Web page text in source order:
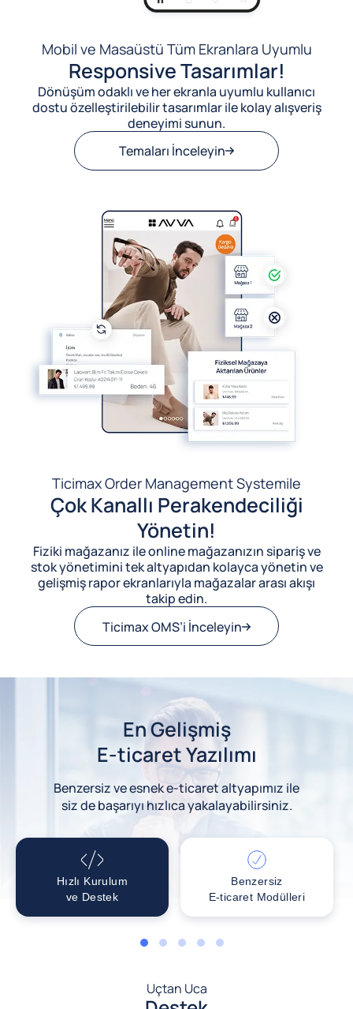
Mobil ve Masaüstü Tüm Ekranlara Uyumlu
Responsive Tasarımlar!
Dönüşüm odaklı ve her ekranla uyumlu kullanıcı
dostu özelleştirilebilir tasarımlar ile kolay alışveriş
deneyimi sunun.
Temaları İnceleyin
Ticimax Order Management Systemile
Çok Kanallı Perakendeciliği
Yönetin!
Fiziki mağazanız ile online mağazanızın sipariş ve
stok yönetimini tek altyapıdan kolayca yönetin ve
gelişmiş rapor ekranlarıyla mağazalar arası akışı
takip edin.
Ticimax OMS’i İnceleyin
En Gelişmiş
E-ticaret Yazılımı
Benzersiz ve esnek e-ticaret altyapımız ile
siz de başarıyı hızlıca yakalayabilirsiniz.
Hızlı Kurulum
ve Destek
Benzersiz
E-ticaret Modülleri
1 2 3 4 5
Uçtan Uca